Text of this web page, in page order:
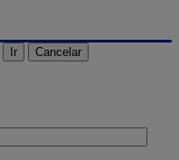
Ir Cancelar